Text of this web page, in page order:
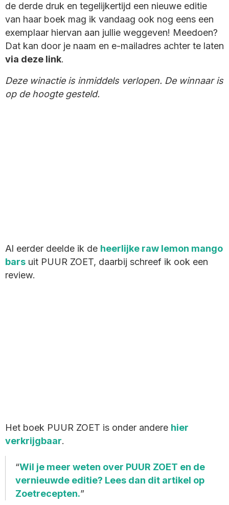
de derde druk en tegelijkertijd een nieuwe editie
van haar boek mag ik vandaag ook nog eens een
exemplaar hiervan aan jullie weggeven! Meedoen?
Dat kan door je naam en e-mailadres achter te laten
via deze link.
Deze winactie is inmiddels verlopen. De winnaar is
op de hoogte gesteld.
Al eerder deelde ik de heerlijke raw lemon mango
bars uit PUUR ZOET, daarbij schreef ik ook een
review.
Het boek PUUR ZOET is onder andere hier
verkrijgbaar.
Wil je meer weten over PUUR ZOET en de
vernieuwde editie? Lees dan dit artikel op
Zoetrecepten.